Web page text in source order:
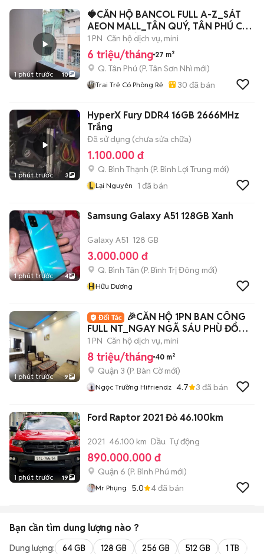
1 phút trước 10
🍓CĂN HỘ BANCOL FULL A-Z_SÁT
AEON MALL_TÂN QUÝ, TÂN PHÚ CÓ
THANG MÁY
1 PN Căn hộ dịch vụ, mini
6 triệu/tháng 27 m²
Q. Tân Phú (P. Tân Sơn Nhì mới)
Trai Trẻ Có Phòng Rẻ 30 đã bán
1 phút trước 3
HyperX Fury DDR4 16GB 2666MHz
Trắng
Đã sử dụng (chưa sửa chữa)
1.100.000 đ
Q. Bình Thạnh (P. Bình Lợi Trung mới)
L Lại Nguyên 1 đã bán
1 phút trước 4
Samsung Galaxy A51 128GB Xanh
Galaxy A51 128 GB
3.000.000 đ
Q. Bình Tân (P. Bình Trị Đông mới)
HHữu Dương
1 phút trước 9
🎉CĂN HỘ 1PN BAN CÔNG
FULL NT_NGAY NGÃ SÁU PHÙ ĐỔNG
Q1
1 PN Căn hộ dịch vụ, mini
8 triệu/tháng 40 m²
Quận 3 (P. Bàn Cờmới)
Ngọc Trường Hifriendz 4.7 3 đã bán
1 phút trước 19
Ford Raptor 2021 Đỏ 46.100km
2021 46.100 km Dầu Tự động
890.000.000 đ
Quận 6 (P. Bình Phú mới)
Mr Phụng 5.0 4đã bán
Bạn cần tìm dung lượng nào ?
Dung lượng: 64 GB 128 GB 256 GB 512 GB 1 TB